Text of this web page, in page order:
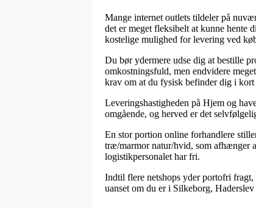
Mange internet outlets tildeler på
det er meget fleksibelt at kunne hente
kostelige mulighed for levering ved
Du bør ydermere udse dig at bestille
omkostningsfuld, men endvidere
krav om at du fysisk befinder dig i kort
Leveringshastigheden på Hjem og
omgående, og herved er det
En stor portion online forhandlere
træ/marmor natur/hvid, som afhænger
logistikpersonalet har fri.
Indtil flere netshops yder portofri
uanset om du er i Silkeborg,